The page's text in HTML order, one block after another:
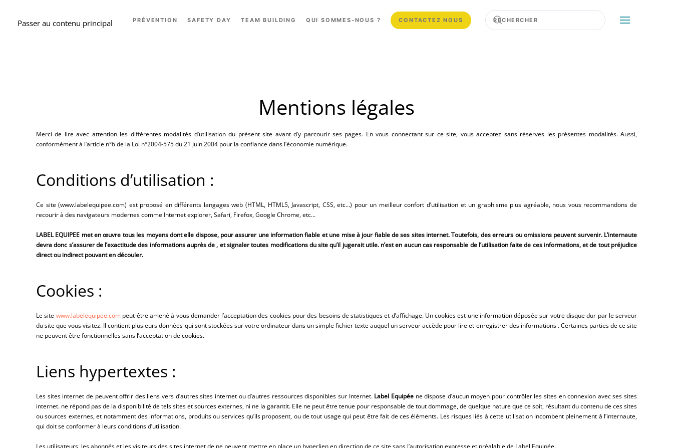
Passer au contenu principal
ACCUEIL PRÉVENTION SAFETY DAY TEAM BUILDING QUI SOMMES-NOUS ? CONTACTEZ NOUS
Mentions légales
Merci de lire avec attention les différentes modalités d’utilisation du présent site avant d’y parcourir ses pages. En vous connectant sur ce site, vous acceptez sans réserves les présentes modalités. Aussi,
conformément à l’article n°6 de la Loi n°2004-575 du 21 Juin 2004 pour la confiance dans l’économie numérique.
Conditions d’utilisation :
Ce site (www.labelequipee.com) est proposé en différents langages web (HTML, HTML5, Javascript, CSS, etc…) pour un meilleur confort d’utilisation et un graphisme plus agréable, nous vous recommandons de
recourir à des navigateurs modernes comme Internet explorer, Safari, Firefox, Google Chrome, etc…
LABEL EQUIPEE met en œuvre tous les moyens dont elle dispose, pour assurer une information fiable et une mise à jour fiable de ses sites internet. Toutefois, des erreurs ou omissions peuvent survenir. L’internaute
devra donc s’assurer de l’exactitude des informations auprès de , et signaler toutes modifications du site qu’il jugerait utile. n’est en aucun cas responsable de l’utilisation faite de ces informations, et de tout préjudice
direct ou indirect pouvant en découler.
Cookies :
Le site www.labelequipee.com peut-être amené à vous demander l’acceptation des cookies pour des besoins de statistiques et d’affichage. Un cookies est une information déposée sur votre disque dur par le serveur
du site que vous visitez. Il contient plusieurs données qui sont stockées sur votre ordinateur dans un simple fichier texte auquel un serveur accède pour lire et enregistrer des informations . Certaines parties de ce site
ne peuvent être fonctionnelles sans l’acceptation de cookies.
Liens hypertextes :
Les sites internet de peuvent offrir des liens vers d’autres sites internet ou d’autres ressources disponibles sur Internet. Label Equipée ne dispose d’aucun moyen pour contrôler les sites en connexion avec ses sites
internet. ne répond pas de la disponibilité de tels sites et sources externes, ni ne la garantit. Elle ne peut être tenue pour responsable de tout dommage, de quelque nature que ce soit, résultant du contenu de ces sites
ou sources externes, et notamment des informations, produits ou services qu’ils proposent, ou de tout usage qui peut être fait de ces éléments. Les risques liés à cette utilisation incombent pleinement à l’internaute,
qui doit se conformer à leurs conditions d’utilisation.
Les utilisateurs, les abonnés et les visiteurs des sites internet de ne peuvent mettre en place un hyperlien en direction de ce site sans l’autorisation expresse et préalable de Label Equipée.